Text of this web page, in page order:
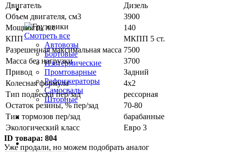
Грузовики
Смотреть все
Автовозы
Бортовые
Изотермические
Промтоварные
Рефрижераторы
Самосвалы
Шторные
Коммерческие авто
Автобусы
Двигатель
Дизель
Объем двигателя, см3
3900
Мощность, л.с
140
КПП
МКПП 5 ст.
Разрешенная максимальная масса 7500
Масса без нагрузки
3700
Привод
Задний
Колесная формула
4х2
Тип подвески пер/зад
рессорная
Остаток резины, % пер/зад
70-80
Тип тормозов пер/зад
барабанные
Экологический класс
Евро 3
ID товара: 804
Уже продали, но можем подобрать аналог